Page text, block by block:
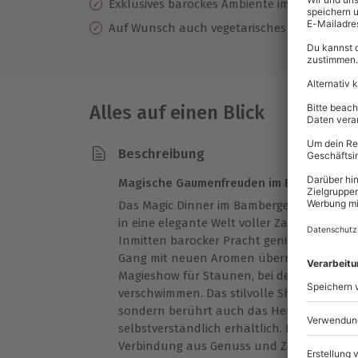
Exklusives barockes Ambiente im
Auf Wunsch auch vegetarisches Menü
Alles auf einen Blick
Beschreibung
Magische Gaumenfreuden im Bamberger
Das Magic Dinner im Bamberger Haus in
in eine elegante Welt voller Zauberkunst
Inmitten barocker Pracht genießt Du ein
Gang mit neuen Aromen überrascht.
Magieshow für Staunen, bei der Illusion
verschwimmen. Das stilvolle Showdinner
sondern berührt auch das Herz –
selbstverständlich erhältlich. Lass Dich
Verbindung aus Genuss und Zauberei